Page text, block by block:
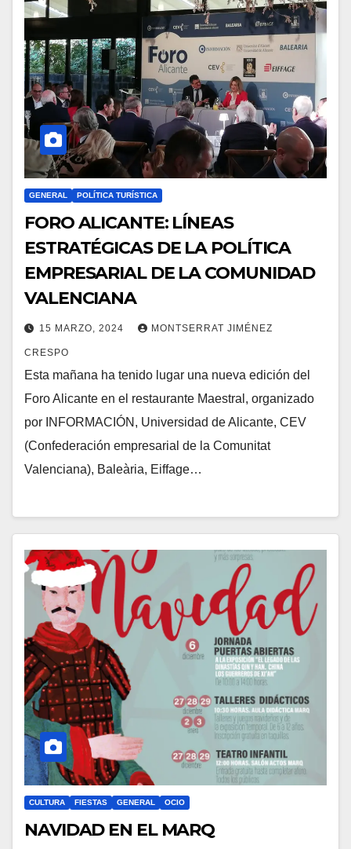
GENERAL POLÍTICA TURÍSTICA
FORO ALICANTE: LÍNEAS
ESTRATÉGICAS DE LA POLÍTICA
EMPRESARIAL DE LA COMUNIDAD
VALENCIANA
15 MARZO, 2024 MONTSERRAT JIMÉNEZ
CRESPO
Esta mañana ha tenido lugar una nueva edición del
Foro Alicante en el restaurante Maestral, organizado
por INFORMACIÓN, Universidad de Alicante, CEV
(Confederación empresarial de la Comunitat
Valenciana), Baleària, Eiffage…
CULTURA FIESTAS GENERAL OCIO
NAVIDAD EN EL MARQ